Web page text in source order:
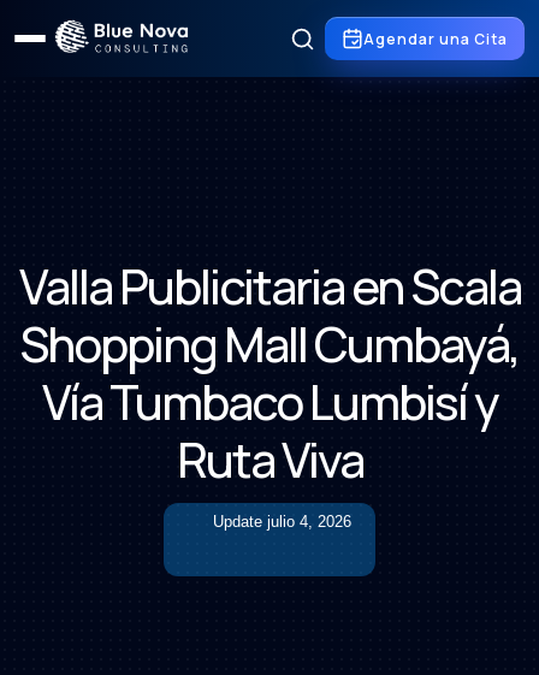
Agendar una Cita
Valla Publicitaria en Scala
Shopping Mall Cumbayá,
Vía Tumbaco Lumbisí y
Ruta Viva
Update julio 4, 2026